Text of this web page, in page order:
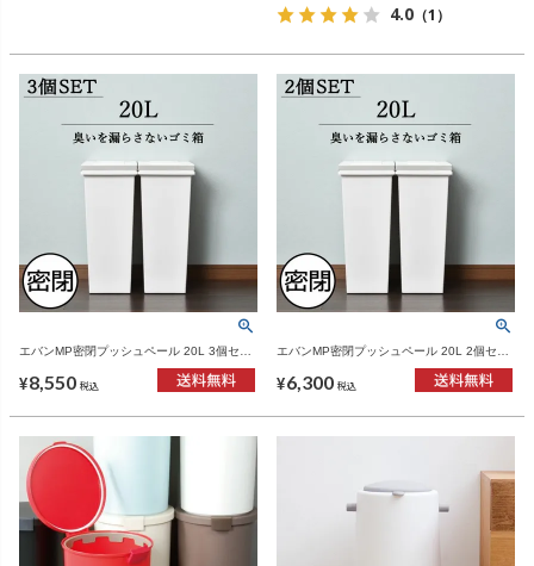
4.0 （1）
エバンMP密閉プッシュペール 20L 3個セッ
¥8,550 税込
エバンMP密閉プッシュペール 20L 2個セッ
¥6,300 税込